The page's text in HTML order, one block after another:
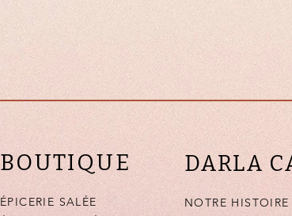
BOUTIQUE
ÉPICERIE SALÉE
DARLA
NOTRE HISTOIRE